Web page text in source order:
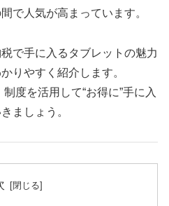
で人気が高まっています。
で手に入るタブレットの魅力
りやすく紹介します。
度を活用して“お得に”手に入
ましょう。